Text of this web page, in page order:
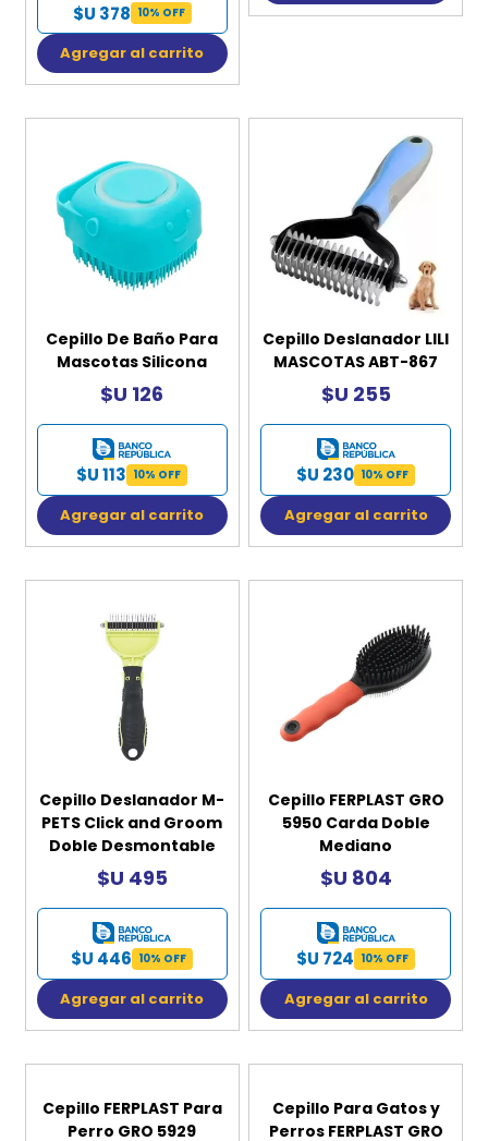
$U 378 10% OFF
Agregar al carrito
Cepillo De Baño Para
Mascotas Silicona
$U 126
$U 113 10% OFF
Agregar al carrito
Cepillo Deslanador LILI
MASCOTAS ABT-867
$U 255
$U 230 10% OFF
Agregar al carrito
Cepillo Deslanador M-
PETS Click and Groom
Doble Desmontable
$U 495
$U 446 10% OFF
Agregar al carrito
Cepillo FERPLAST GRO
5950 Carda Doble
Mediano
$U 804
$U 724 10% OFF
Agregar al carrito
Cepillo FERPLAST Para
Perro GRO 5929
Cepillo Para Gatos y
Perros FERPLAST GRO